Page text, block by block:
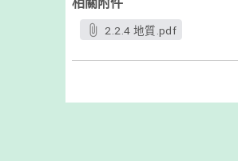
2.2.4 地質.pdf